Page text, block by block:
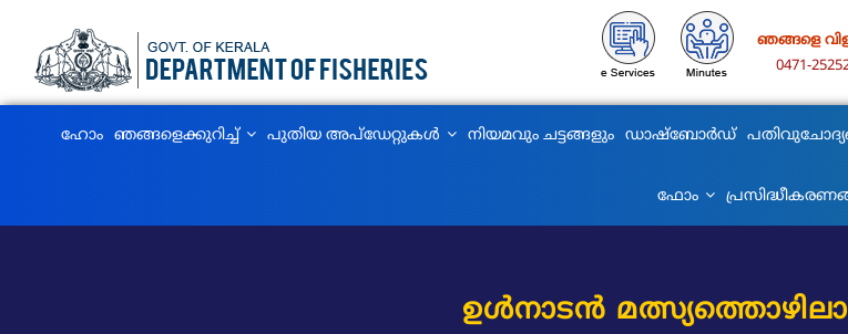
main
content
ഞങ്ങളെ
0471-
MAIN
ഹോം ഞങ്ങളെക്കുറിച്ച്‌ പുതിയ അപ്‌ഡേറ്റുകൾ നിയമവും ചട്ടങ്ങളും ഡാഷ്ബോർഡ്
ഫോം
ഉൾനാടൻ